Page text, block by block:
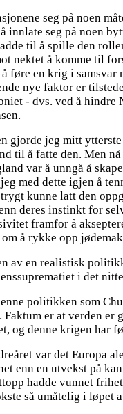
seg på noen
innlate seg på noen
til å spille den
nektet å komme til
føre en krig i
nye faktor er
- dvs. ved å
gjorde jeg mitt
til å fatte den. Men
var å unngå å
med dette igjen å
kunne latt den
deres instinkt for
framfor å
å rykke opp
av en realistisk
i det
politikken som
Faktum er at verden
og denne krigen har
var det Europa
enn en utvekst på
hadde vunnet
så umåtelig i løpet